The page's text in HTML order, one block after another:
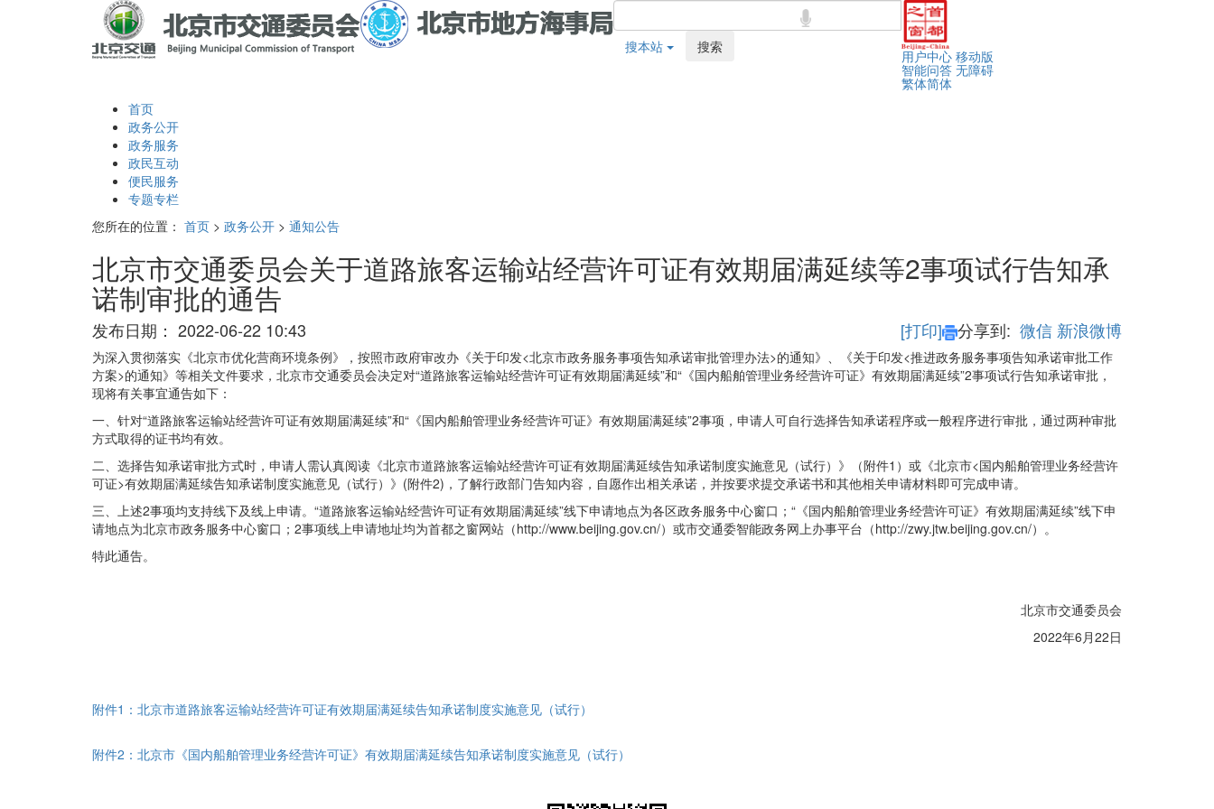
搜本站 搜索
用户中心 移动版
智能问答 无障碍
繁体简体
首页
政务公开
政务服务
政民互动
便民服务
专题专栏
您所在的位置： 首页 > 政务公开 > 通知公告
北京市交通委员会关于道路旅客运输站经营许可证有效期届满延续等2事项试行告知承
诺制审批的通告
发布日期： 2022-06-22 10:43 [打印] 分享到: 微信 新浪微博
为深入贯彻落实《北京市优化营商环境条例》，按照市政府审改办《关于印发<北京市政务服务事项告知承诺审批管理办法>的通知》、《关于印发<推进政务服务事项告知承诺审批工作
方案>的通知》等相关文件要求，北京市交通委员会决定对“道路旅客运输站经营许可证有效期届满延续”和“《国内船舶管理业务经营许可证》有效期届满延续”2事项试行告知承诺审批，
现将有关事宜通告如下：
一、针对“道路旅客运输站经营许可证有效期届满延续”和“《国内船舶管理业务经营许可证》有效期届满延续”2事项，申请人可自行选择告知承诺程序或一般程序进行审批，通过两种审批
方式取得的证书均有效。
二、选择告知承诺审批方式时，申请人需认真阅读《北京市道路旅客运输站经营许可证有效期届满延续告知承诺制度实施意见（试行）》（附件1）或《北京市<国内船舶管理业务经营许
可证>有效期届满延续告知承诺制度实施意见（试行）》(附件2)，了解行政部门告知内容，自愿作出相关承诺，并按要求提交承诺书和其他相关申请材料即可完成申请。
三、上述2事项均支持线下及线上申请。“道路旅客运输站经营许可证有效期届满延续”线下申请地点为各区政务服务中心窗口；“《国内船舶管理业务经营许可证》有效期届满延续”线下申
请地点为北京市政务服务中心窗口；2事项线上申请地址均为首都之窗网站（http://www.beijing.gov.cn/）或市交通委智能政务网上办事平台（http://zwy.jtw.beijing.gov.cn/）。
特此通告。
北京市交通委员会
2022年6月22日
附件1：北京市道路旅客运输站经营许可证有效期届满延续告知承诺制度实施意见（试行）
附件2：北京市《国内船舶管理业务经营许可证》有效期届满延续告知承诺制度实施意见（试行）